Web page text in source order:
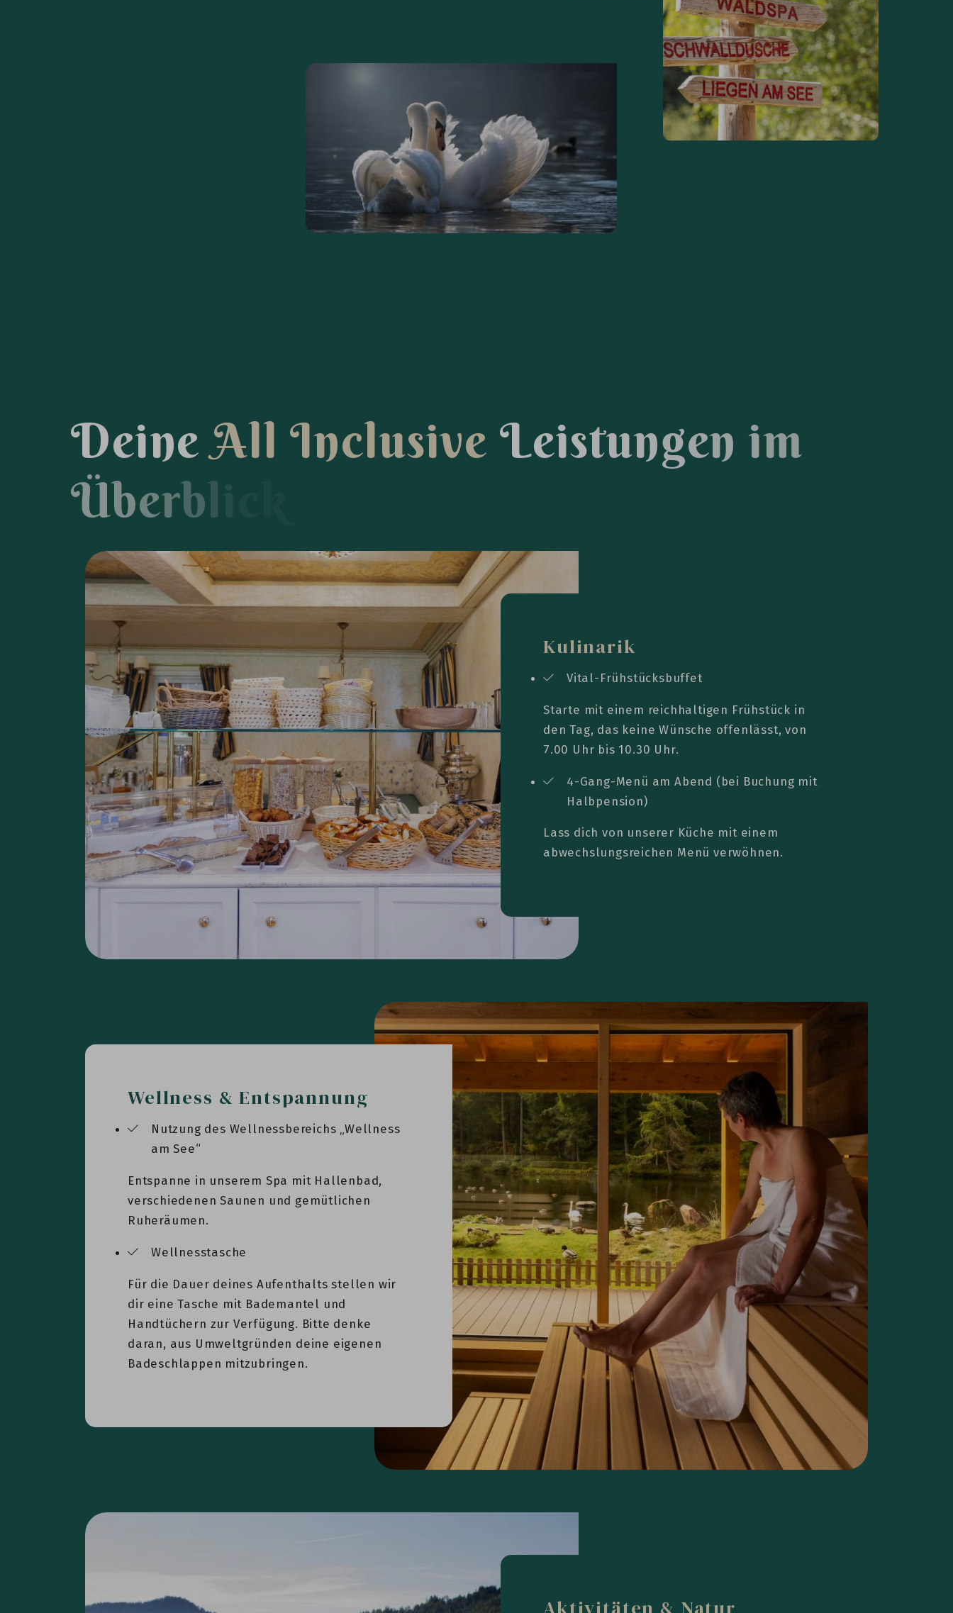
Deine All Inclusive Leistungen im
Überbl
Kulinarik
Vital-Frühstücksbuffet
Starte mit einem reichhaltigen Frühstück in
den Tag, das keine Wünsche offenlässt, von
7.00 Uhr bis 10.30 Uhr.
4-Gang-Menü am Abend (bei Buchung mit
Halbpension)
Lass dich von unserer Küche mit einem
abwechslungsreichen Menü verwöhnen.
Wellness & Entspannung
Nutzung des Wellnessbereichs „Wellness
am See“
Entspanne in unserem Spa mit Hallenbad,
verschiedenen Saunen und gemütlichen
Ruheräumen.
Wellnesstasche
Für die Dauer deines Aufenthalts stellen wir
dir eine Tasche mit Bademantel und
Handtüchern zur Verfügung. Bitte denke
daran, aus Umweltgründen deine eigenen
Badeschlappen mitzubringen.